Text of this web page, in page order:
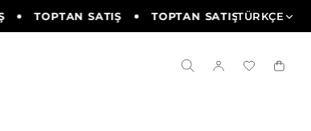
TOPTAN SATIŞ TOPTAN SATIŞ TÜRKÇE